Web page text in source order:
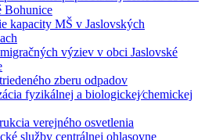
Bohunice
kapacity MŠ v Jaslovských
výziev v obci Jaslovské
zberu odpadov
fyzikálnej a biologickej⁄chemickej
verejného osvetlenia
služby centrálnej ohlasovne